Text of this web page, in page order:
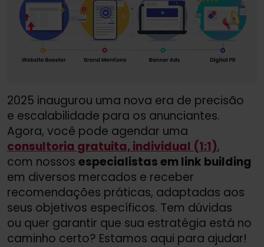
2025 inaugurou uma nova era de precisão
e escalabilidade para os anunciantes.
Agora, você pode agendar uma
consultoria gratuita, individual (1:1),
com nossos especialistas em link building
em diversos mercados e receber
recomendações práticas, adaptadas aos
seus objetivos específicos. Tem dúvidas
ou quer garantir que sua estratégia está no
caminho certo? Estamos aqui para ajudar!